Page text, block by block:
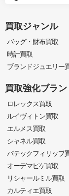
買取ジャンル
バッグ・財布買取
時計買取
ブランドジュエリー
買取強化ブラン
ロレックス買取
ルイヴィトン買取
エルメス買取
シャネル買取
パテックフィリップ
オーデマピゲ買取
リシャールミル買取
カルティエ買取